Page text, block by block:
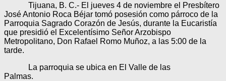
Tijuana, B. C.- El jueves 4 de noviembre el Presbítero
José Antonio Roca Béjar tomó posesión como párroco de la
Parroquia Sagrado Corazón de Jesús, durante la Eucaristía
que presidió el Excelentísimo Señor Arzobispo
Metropolitano, Don Rafael Romo Muñoz, a las 5:00 de la
tarde.
La parroquia se ubica en El Valle de las
Palmas.